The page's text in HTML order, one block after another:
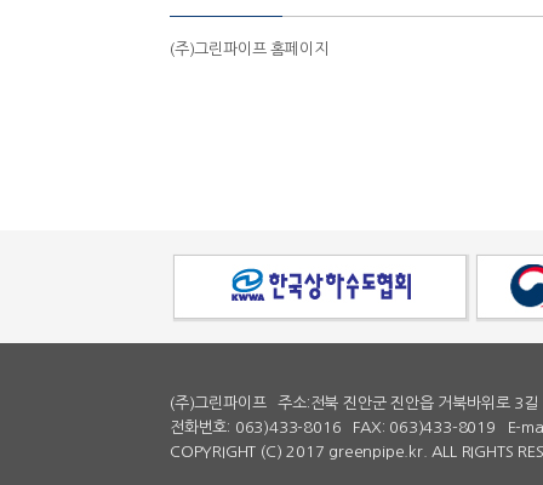
(주)그린파이프 홈페이지
(주)그린파이프
주소:전북 진안군 진안읍 거북바위로 3
전화번호: 063)433-8016
FAX: 063)433-8019
E-
COPYRIGHT (C) 2017 greenpipe.kr. ALL RIGHTS